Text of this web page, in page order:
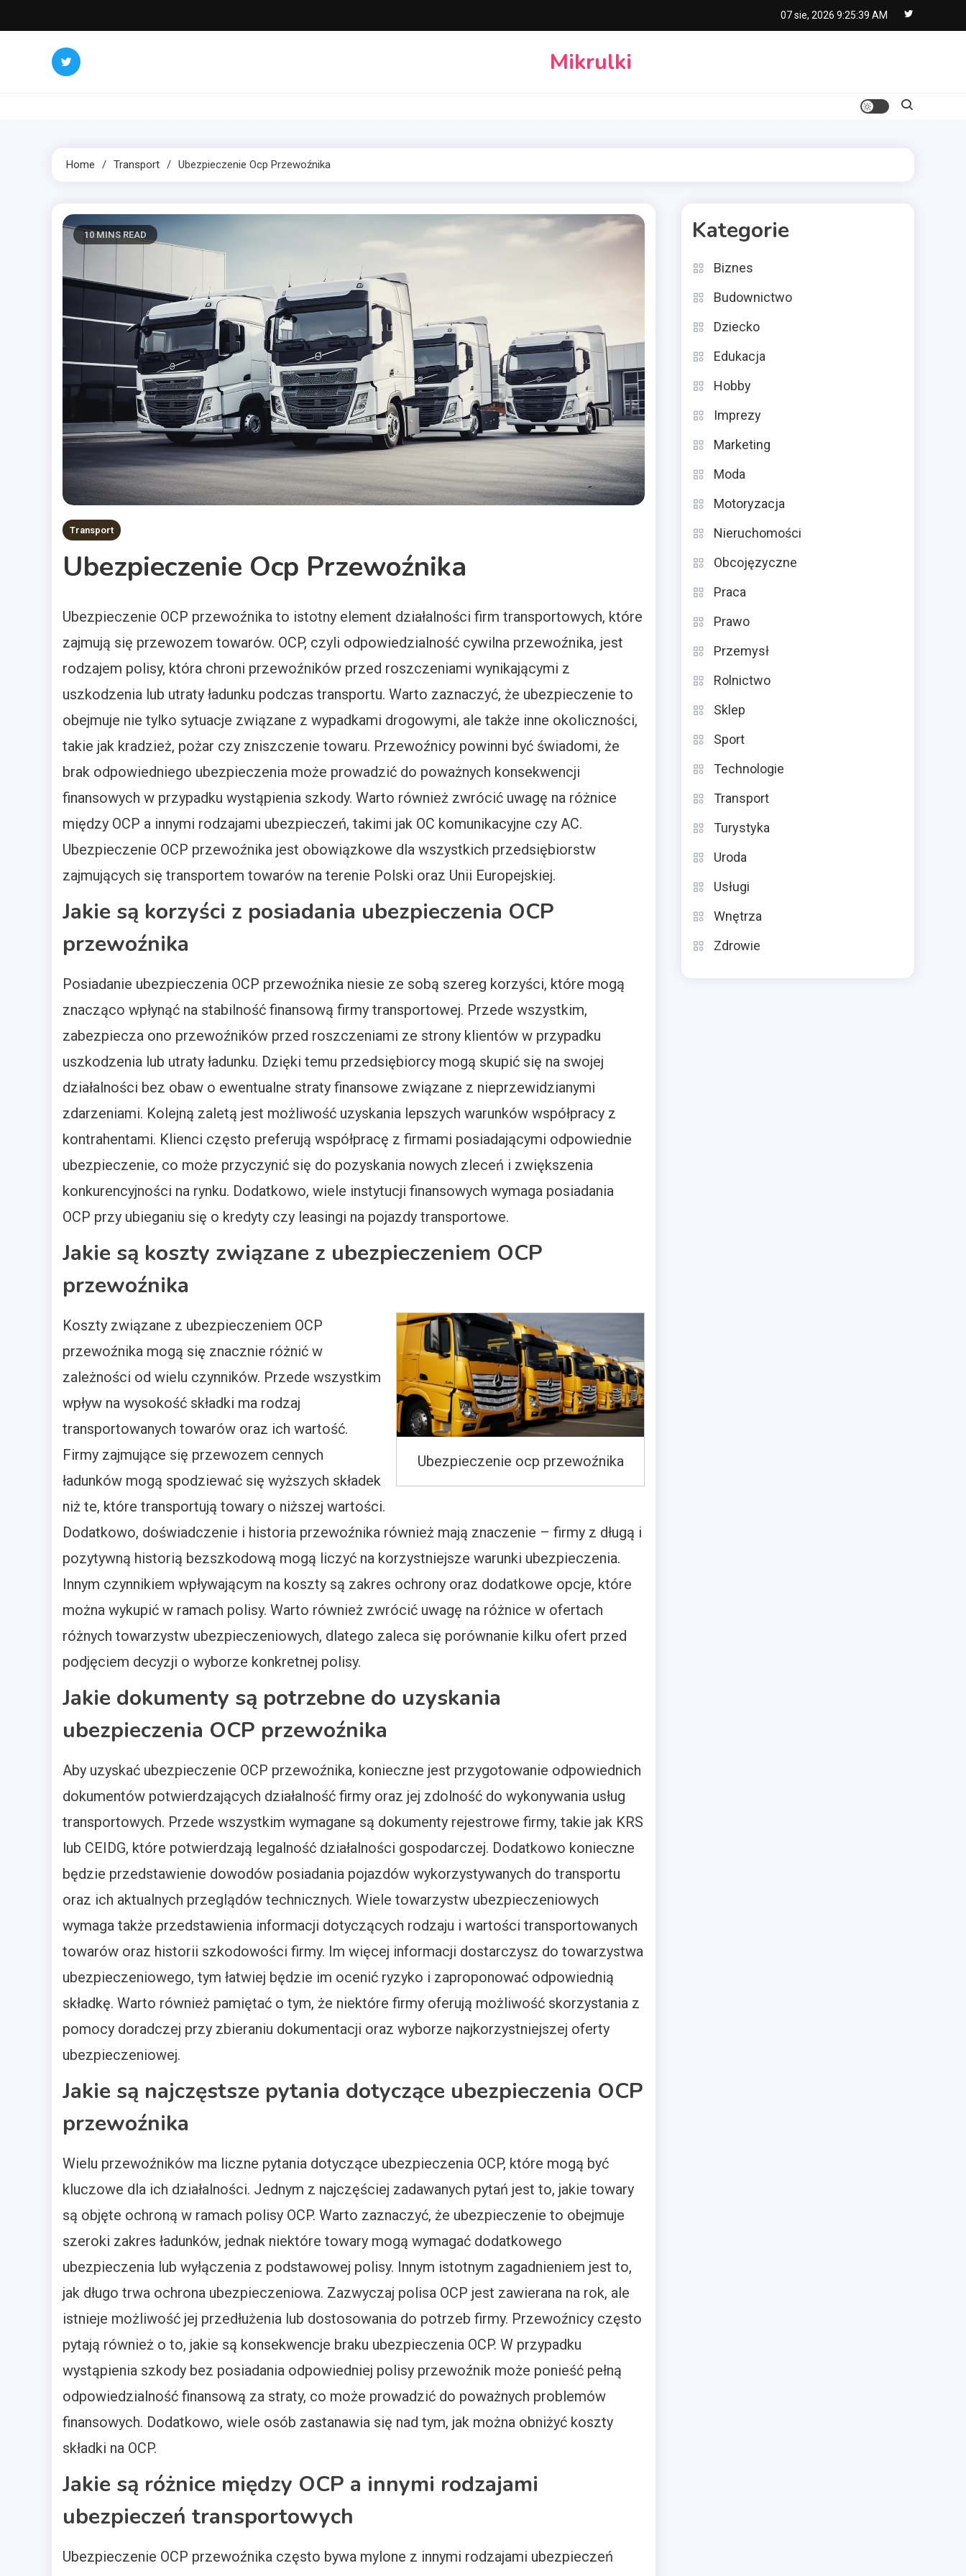
to
07 sie, 2026 9:25:40 AM
Mikrulki
Home Transport Ubezpieczenie Ocp Przewoźnika
10 MINS READ
Transport
Ubezpieczenie Ocp Przewoźnika
Ubezpieczenie OCP przewoźnika to istotny element działalności firm transportowych, które
zajmują się przewozem towarów. OCP, czyli odpowiedzialność cywilna przewoźnika, jest
rodzajem polisy, która chroni przewoźników przed roszczeniami wynikającymi z
uszkodzenia lub utraty ładunku podczas transportu. Warto zaznaczyć, że ubezpieczenie to
obejmuje nie tylko sytuacje związane z wypadkami drogowymi, ale także inne okoliczności,
takie jak kradzież, pożar czy zniszczenie towaru. Przewoźnicy powinni być świadomi, że
brak odpowiedniego ubezpieczenia może prowadzić do poważnych konsekwencji
finansowych w przypadku wystąpienia szkody. Warto również zwrócić uwagę na różnice
między OCP a innymi rodzajami ubezpieczeń, takimi jak OC komunikacyjne czy AC.
Ubezpieczenie OCP przewoźnika jest obowiązkowe dla wszystkich przedsiębiorstw
zajmujących się transportem towarów na terenie Polski oraz Unii Europejskiej.
Jakie są korzyści z posiadania ubezpieczenia OCP
przewoźnika
Posiadanie ubezpieczenia OCP przewoźnika niesie ze sobą szereg korzyści, które mogą
znacząco wpłynąć na stabilność finansową firmy transportowej. Przede wszystkim,
zabezpiecza ono przewoźników przed roszczeniami ze strony klientów w przypadku
uszkodzenia lub utraty ładunku. Dzięki temu przedsiębiorcy mogą skupić się na swojej
działalności bez obaw o ewentualne straty finansowe związane z nieprzewidzianymi
zdarzeniami. Kolejną zaletą jest możliwość uzyskania lepszych warunków współpracy z
kontrahentami. Klienci często preferują współpracę z firmami posiadającymi odpowiednie
ubezpieczenie, co może przyczynić się do pozyskania nowych zleceń i zwiększenia
konkurencyjności na rynku. Dodatkowo, wiele instytucji finansowych wymaga posiadania
OCP przy ubieganiu się o kredyty czy leasingi na pojazdy transportowe.
Jakie są koszty związane z ubezpieczeniem OCP
przewoźnika
Ubezpieczenie ocp przewoźnika
Koszty związane z ubezpieczeniem OCP
przewoźnika mogą się znacznie różnić w
zależności od wielu czynników. Przede wszystkim
wpływ na wysokość składki ma rodzaj
transportowanych towarów oraz ich wartość.
Firmy zajmujące się przewozem cennych
ładunków mogą spodziewać się wyższych składek
niż te, które transportują towary o niższej wartości.
Dodatkowo, doświadczenie i historia przewoźnika również mają znaczenie – firmy z długą i
pozytywną historią bezszkodową mogą liczyć na korzystniejsze warunki ubezpieczenia.
Innym czynnikiem wpływającym na koszty są zakres ochrony oraz dodatkowe opcje, które
można wykupić w ramach polisy. Warto również zwrócić uwagę na różnice w ofertach
różnych towarzystw ubezpieczeniowych, dlatego zaleca się porównanie kilku ofert przed
podjęciem decyzji o wyborze konkretnej polisy.
Jakie dokumenty są potrzebne do uzyskania
ubezpieczenia OCP przewoźnika
Aby uzyskać ubezpieczenie OCP przewoźnika, konieczne jest przygotowanie odpowiednich
dokumentów potwierdzających działalność firmy oraz jej zdolność do wykonywania usług
transportowych. Przede wszystkim wymagane są dokumenty rejestrowe firmy, takie jak KRS
lub CEIDG, które potwierdzają legalność działalności gospodarczej. Dodatkowo konieczne
będzie przedstawienie dowodów posiadania pojazdów wykorzystywanych do transportu
oraz ich aktualnych przeglądów technicznych. Wiele towarzystw ubezpieczeniowych
wymaga także przedstawienia informacji dotyczących rodzaju i wartości transportowanych
towarów oraz historii szkodowości firmy. Im więcej informacji dostarczysz do towarzystwa
ubezpieczeniowego, tym łatwiej będzie im ocenić ryzyko i zaproponować odpowiednią
składkę. Warto również pamiętać o tym, że niektóre firmy oferują możliwość skorzystania z
pomocy doradczej przy zbieraniu dokumentacji oraz wyborze najkorzystniejszej oferty
ubezpieczeniowej.
Jakie są najczęstsze pytania dotyczące ubezpieczenia OCP
przewoźnika
Wielu przewoźników ma liczne pytania dotyczące ubezpieczenia OCP, które mogą być
kluczowe dla ich działalności. Jednym z najczęściej zadawanych pytań jest to, jakie towary
są objęte ochroną w ramach polisy OCP. Warto zaznaczyć, że ubezpieczenie to obejmuje
szeroki zakres ładunków, jednak niektóre towary mogą wymagać dodatkowego
ubezpieczenia lub wyłączenia z podstawowej polisy. Innym istotnym zagadnieniem jest to,
jak długo trwa ochrona ubezpieczeniowa. Zazwyczaj polisa OCP jest zawierana na rok, ale
istnieje możliwość jej przedłużenia lub dostosowania do potrzeb firmy. Przewoźnicy często
pytają również o to, jakie są konsekwencje braku ubezpieczenia OCP. W przypadku
wystąpienia szkody bez posiadania odpowiedniej polisy przewoźnik może ponieść pełną
odpowiedzialność finansową za straty, co może prowadzić do poważnych problemów
finansowych. Dodatkowo, wiele osób zastanawia się nad tym, jak można obniżyć koszty
składki na OCP.
Jakie są różnice między OCP a innymi rodzajami
ubezpieczeń transportowych
Ubezpieczenie OCP przewoźnika często bywa mylone z innymi rodzajami ubezpieczeń
Kategorie
Biznes
Budownictwo
Dziecko
Edukacja
Hobby
Imprezy
Marketing
Moda
Motoryzacja
Nieruchomości
Obcojęzyczne
Praca
Prawo
Przemysł
Rolnictwo
Sklep
Sport
Technologie
Transport
Turystyka
Uroda
Usługi
Wnętrza
Zdrowie